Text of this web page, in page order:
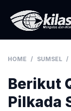
HOME / SUMSEL /
Berikut
Pilkada